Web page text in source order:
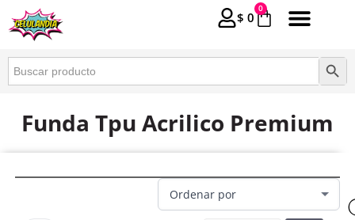
$ 0
0
Buscar: Botón
Funda Tpu Acrilico Premium